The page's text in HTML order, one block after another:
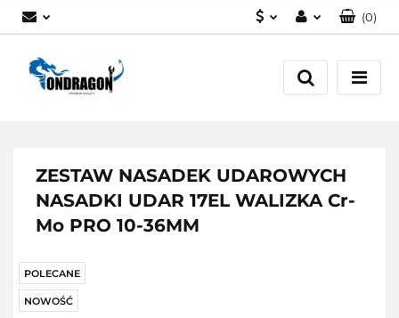
Zaloguj się
Załóż konto
(0)
ZESTAW NASADEK UDAROWYCH
NASADKI UDAR 17EL WALIZKA Cr-
Mo PRO 10-36MM
POLECANE
NOWOŚĆ